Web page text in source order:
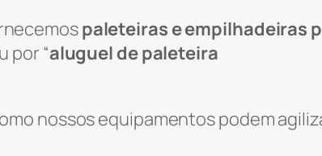
paleteiras e empilhadeiras
por “aluguel de paleteira
nossos equipamentos podem